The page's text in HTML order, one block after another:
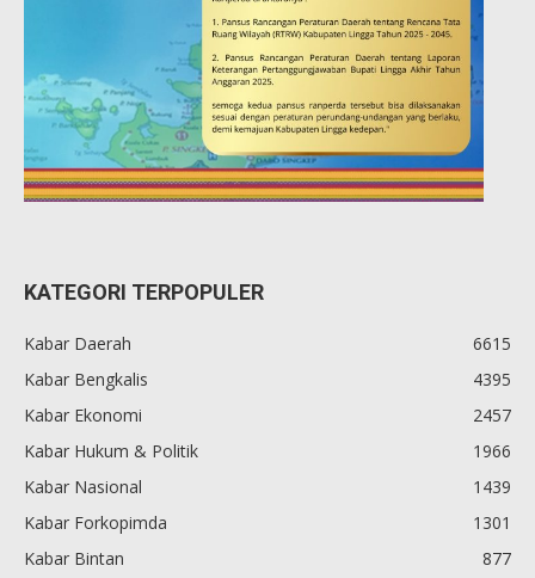
KATEGORI TERPOPULER
Kabar Daerah
6615
Kabar Bengkalis
4395
Kabar Ekonomi
2457
Kabar Hukum & Politik
1966
Kabar Nasional
1439
Kabar Forkopimda
1301
Kabar Bintan
877